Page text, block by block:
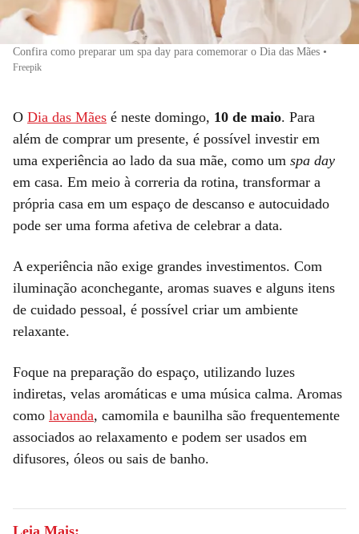
Confira como preparar um spa day para comemorar o Dia das Mães •
Freepik
O Dia das Mães é neste domingo, 10 de maio. Para
além de comprar um presente, é possível investir em
uma experiência ao lado da sua mãe, como um spa day
em casa. Em meio à correria da rotina, transformar a
própria casa em um espaço de descanso e autocuidado
pode ser uma forma afetiva de celebrar a data.
A experiência não exige grandes investimentos. Com
iluminação aconchegante, aromas suaves e alguns itens
de cuidado pessoal, é possível criar um ambiente
relaxante.
Foque na preparação do espaço, utilizando luzes
indiretas, velas aromáticas e uma música calma. Aromas
como lavanda, camomila e baunilha são frequentemente
associados ao relaxamento e podem ser usados em
difusores, óleos ou sais de banho.
Leia Mais: